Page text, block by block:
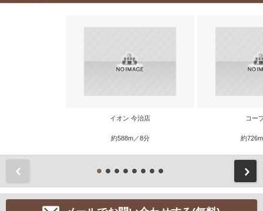
イオン 今治店
約588m／8分
コー
約